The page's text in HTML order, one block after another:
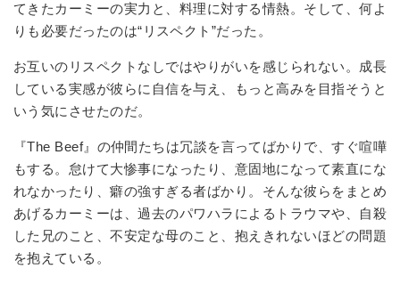
てきたカーミーの実力と、料理に対する情熱。そして、何よ
りも必要だったのは“ リスペクト ”だった。
お互いのリスペクトなしではやりがいを感じられない。成長
している実感が彼らに自信を与え、もっと高みを目指そうと
いう気にさせたのだ。
『The Beef』の仲間たちは冗談を言ってばかりで、すぐ喧嘩
もする。怠けて大惨事になったり、意固地になって素直にな
れなかったり、癖の強すぎる者ばかり。そんな彼らをまとめ
あげるカーミーは、過去のパワハラによるトラウマや、自殺
した兄のこと、不安定な母のこと、抱えきれないほどの問題
を抱えている。